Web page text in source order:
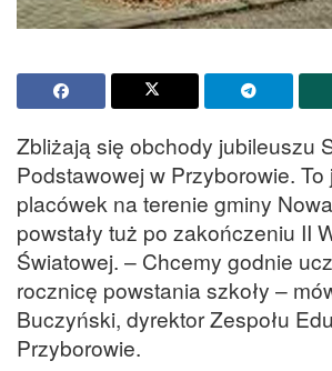
Zbliżają się obchody jubileuszu
Podstawowej w Przyborowie.
placówek na terenie gminy
powstały tuż po zakończeniu II
Światowej. – Chcemy godnie
rocznicę powstania szkoły –
Buczyński, dyrektor Zespołu
Przyborowie.